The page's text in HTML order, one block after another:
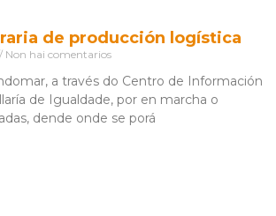
de producción logística
Non hai comentarios
a través do Centro de Información
de Igualdade, por en marcha o
dende onde se porá